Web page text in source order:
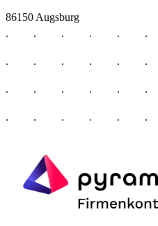
86150 Augsburg